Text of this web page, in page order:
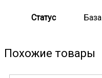
Статус База
Похожие товары